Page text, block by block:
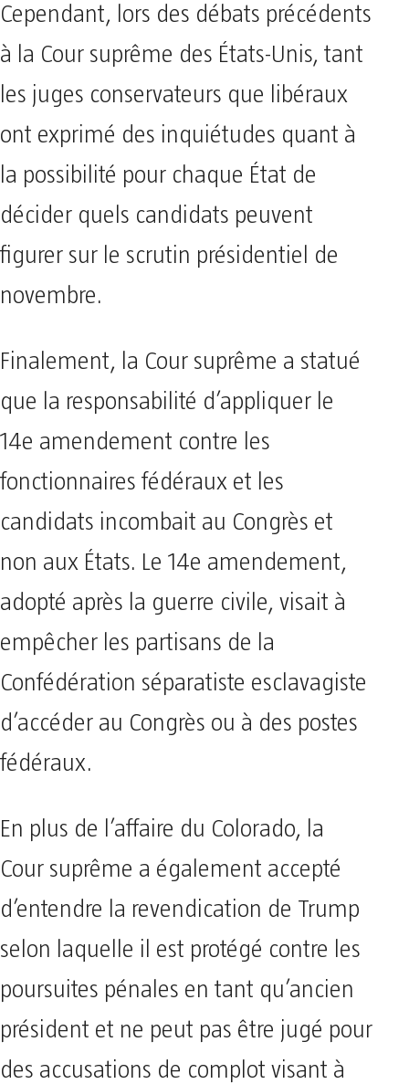
Cependant, lors des débats précédents
à la Cour suprême des États-Unis, tant
les juges conservateurs que libéraux
ont exprimé des inquiétudes quant à
la possibilité pour chaque État de
décider quels candidats peuvent
figurer sur le scrutin présidentiel de
novembre.
Finalement, la Cour suprême a statué
que la responsabilité d’appliquer le
14e amendement contre les
fonctionnaires fédéraux et les
candidats incombait au Congrès et
non aux États. Le 14e amendement,
adopté après la guerre civile, visait à
empêcher les partisans de la
Confédération séparatiste esclavagiste
d’accéder au Congrès ou à des postes
fédéraux.
En plus de l’affaire du Colorado, la
Cour suprême a également accepté
d’entendre la revendication de Trump
selon laquelle il est protégé contre les
poursuites pénales en tant qu’ancien
président et ne peut pas être jugé pour
des accusations de complot visant à